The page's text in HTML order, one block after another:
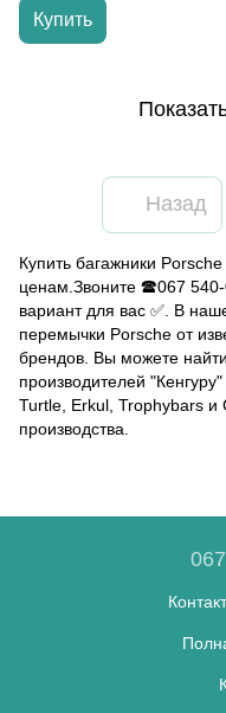
Купить
Назад
Купить багажники
ценам.Звоните 🕿067
вариант для вас ✅. В
перемычки Porsche от
брендов. Вы можете
производителей
Turtle, Erkul, Trophybars и
производства.